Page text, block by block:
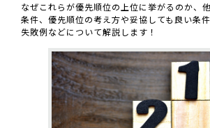
なぜこれらが優先順位の上位に挙がるのか、
条件、優先順位の考え方や妥協しても良い条
失敗例などについて解説します！